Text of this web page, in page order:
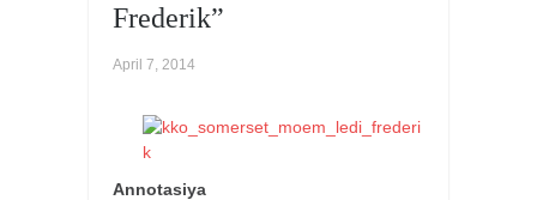
Frederik”
April 7, 2014
Annotasiya
qaç”